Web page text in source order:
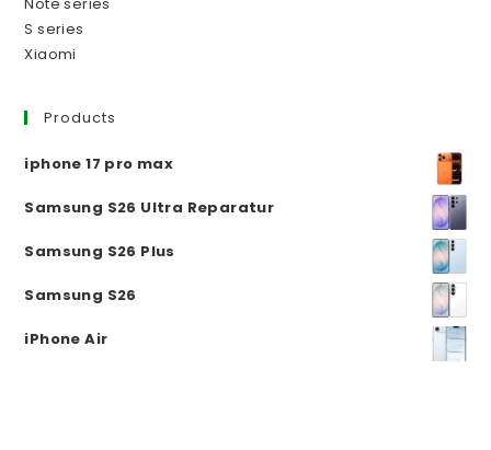
S series
Xiaomi
Products
iphone 17 pro max
Samsung S26 Ultra Reparatur
Samsung S26 Plus
Samsung S26
iPhone Air